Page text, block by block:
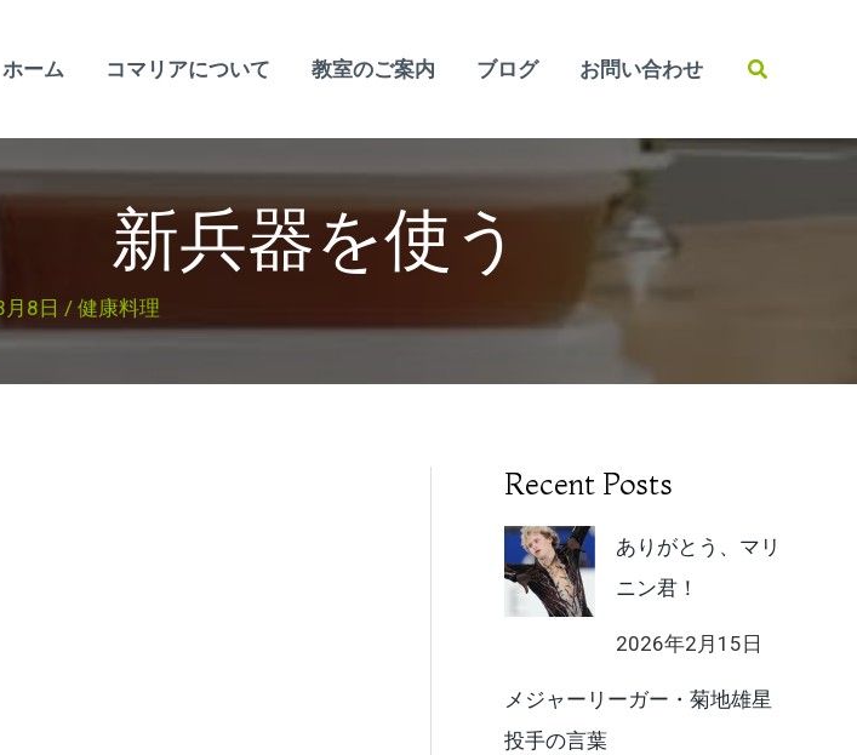
ホーム コマリアについて 教室のご案内 ブログ お問い合わせ
検
新兵器を使う
8日 / 健康料理
Recent Posts
ありがとう、マリ
ニン君！
2026年2月15日
メジャーリーガー・菊地雄星
投手の言葉